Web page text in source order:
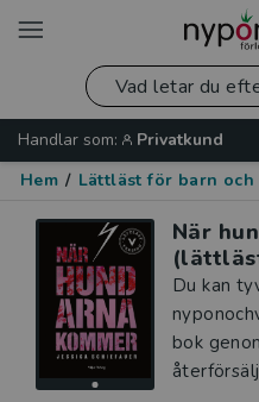
Handlar som:
Privatkund
Hem / Lättläst för barn och
När
Du kan
bok